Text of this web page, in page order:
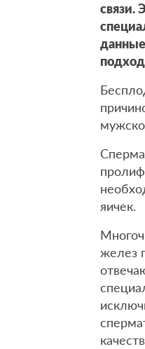
связи.
яичек.
желез